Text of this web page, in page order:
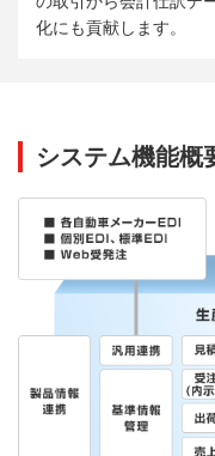
化にも貢献します。
システム機能概